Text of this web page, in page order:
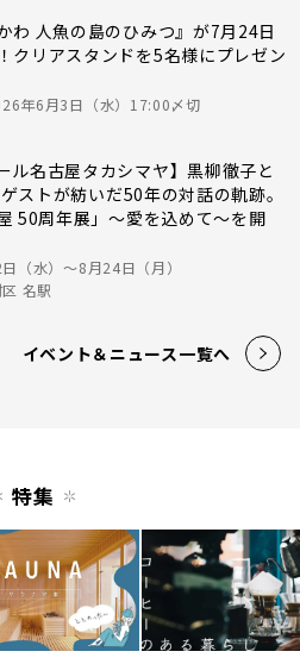
わ 人魚の島のひみつ』が7月24日
クリアスタンドを5名様にプレゼン
年6月3日（水）17:00〆切
ル名古屋タカシマヤ】黒柳徹子と
ストが紡いだ50年の対話の軌跡。
50周年展」～愛を込めて～を開
（水）〜8月24日（月）
名駅
イベント＆ニュース一覧へ
特集